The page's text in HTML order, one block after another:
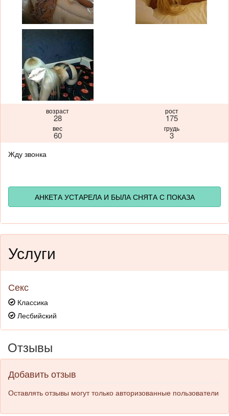
возраст
28
рост
175
вес
60
грудь
3
Жду звонка
АНКЕТА УСТАРЕЛА И БЫЛА СНЯТА С ПОКАЗА
Услуги
Секс
Классика
Лесбийский
Отзывы
Добавить отзыв
Оставлять отзывы могут только авторизованные пользователи